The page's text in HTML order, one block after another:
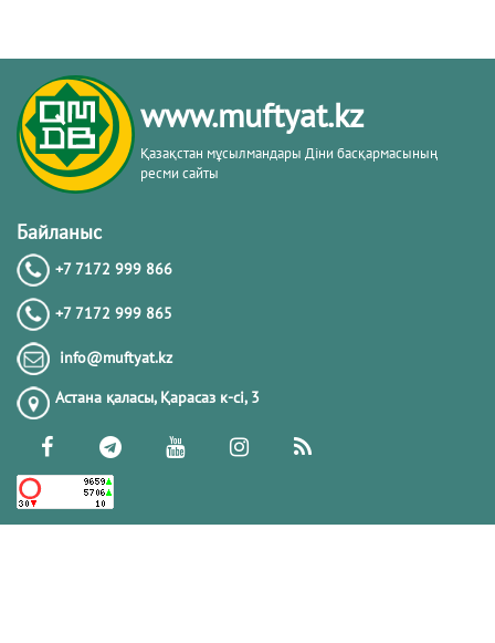
www.muftyat.kz
Қазақстан мұсылмандары Діни басқармасының
ресми сайты
Байланыс
+7 7172 999 866
+7 7172 999 865
info@muftyat.kz
Астана қаласы, Қарасаз к-сi, 3